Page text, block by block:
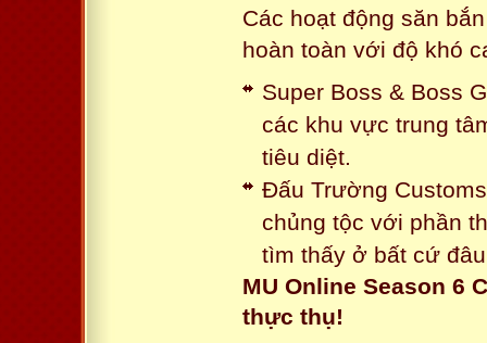
Các hoạt động săn
hoàn toàn với độ khó
Super Boss & Boss
các khu vực trung
tiêu diệt.
Đấu Trường
chủng tộc với phần
tìm thấy ở bất cứ
MU Online Season 6
thực thụ!